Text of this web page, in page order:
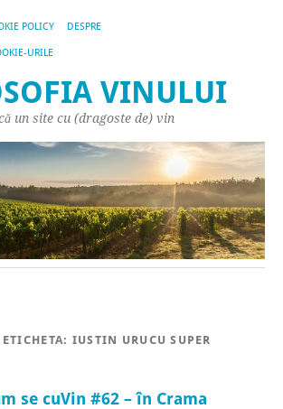
POLICY DESPRE
URILE
VINULUI
un site cu (dragoste de) vin
IUSTIN URUCU SUPER
se cuVin #62 – în Crama